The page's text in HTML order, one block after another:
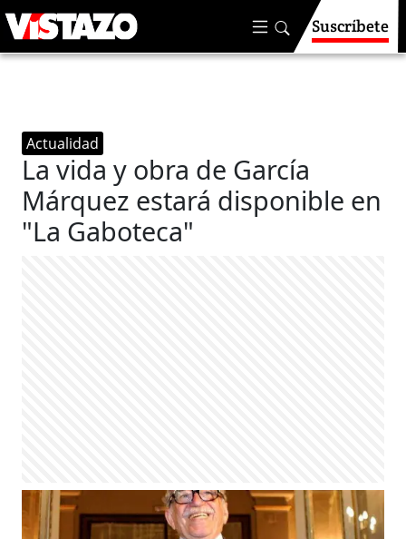
Suscríbete
Actualidad
La vida y obra de García
Márquez estará disponible en
"La Gaboteca"